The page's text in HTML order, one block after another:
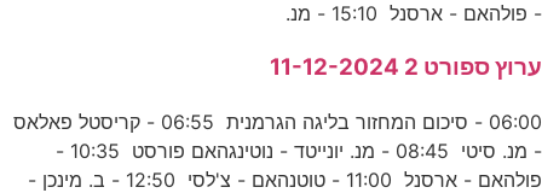
- פולהאם - ארסנל 15:10 - מנ.
ערוץ ספורט 2 11-12-2024
06:00 - סיכום המחזור בליגה הגרמנית 06:55 - קריסטל פאלאס
- מנ. סיטי 08:45 - מנ. יונייטד - נוטינגהאם פורסט 10:35 -
פולהאם - ארסנל 11:00 - טוטנהאם - צ'לסי 12:50 - ב. מינכן -